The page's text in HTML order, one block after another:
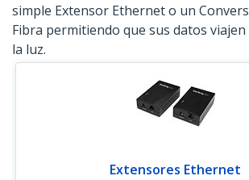
simple Extensor Ethernet o un
Fibra permitiendo que sus datos viajen
la luz.
Extensores Ethernet